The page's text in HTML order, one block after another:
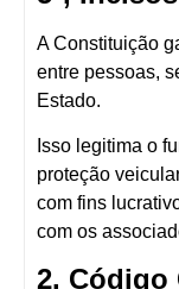
A Constituição
entre pessoas,
Estado.
Isso legitima o
proteção
com fins
com os
2. Código